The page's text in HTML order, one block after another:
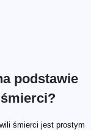
podstawie
śmierci jest prostym